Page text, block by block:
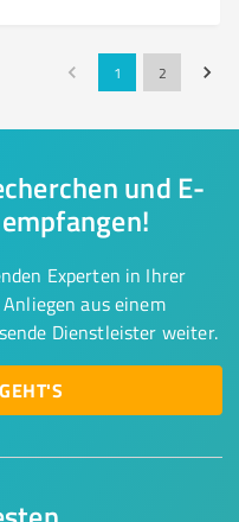
1 2
und E-
Experten in Ihrer
aus einem
Dienstleister weiter.